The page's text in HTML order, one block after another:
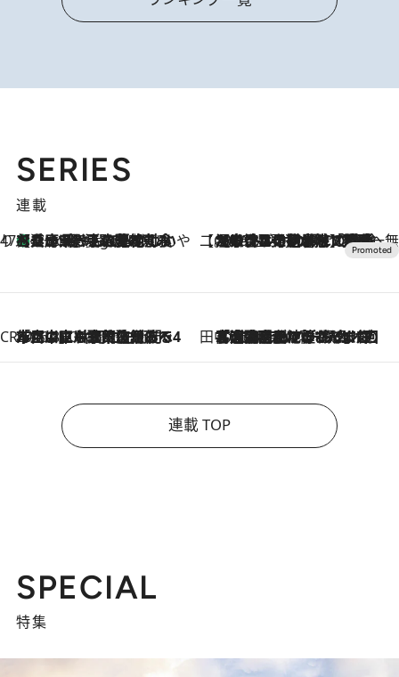
SERIES
連載
47都道府県の手みやげ ひんやりスイーツで夏を満喫
5 Hours Ago
【兵庫県】この夏絶対食べたい 冷やしておいしいおやつ3選 淡路島の恵みをジェラートに集約 【CREA×星野リゾート】唯一無二。癒しと発見が待つ場所へ
2026.8.7
【トンボの足水浴】ヒノキの香りに包まれて涼感マックス！約13℃の湧水かけ流しを避暑地「星野温泉 トンボの湯」で体験
CREA'S CHOICE
2026.8.7
「立川にも歌舞伎があるんだよ」 片岡仁左衛門・市川中車ら豪華座組みで4年目の立川立飛歌舞伎へ 田中稲の勝手に再ブーム
2026.8.7
「湘南乃風に憧れて」観客大盛上がりの“タオル回し”に、ラッパー顔負けの高速歌唱まで…さだまさし（74）のアグレッシブすぎる現在地
連載 TOP
SPECIAL
特集